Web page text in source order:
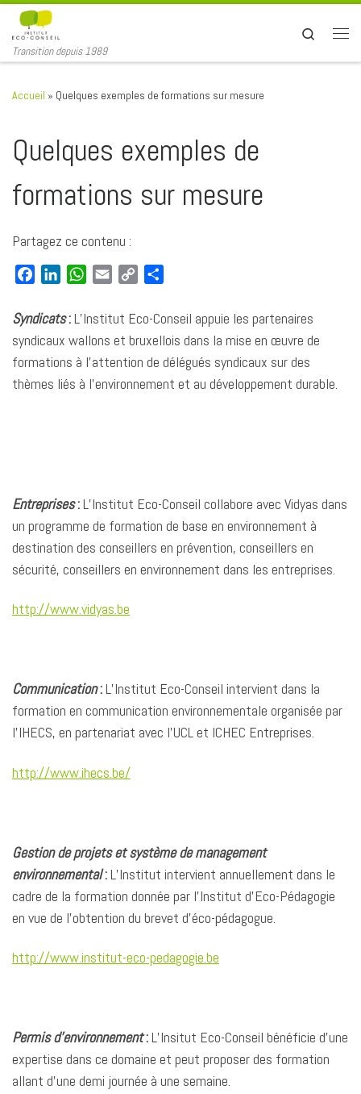
Passer au contenu
Transition depuis 1989
Search
Accueil » Quelques exemples de formations sur mesure
Quelques exemples de
formations sur mesure
Partagez ce contenu :
c
e
b
o
o
n
e
d
I
W
a
t
s
A
p
a
p
L
i
n
r
t
a
g
e
Syndicats:L’Institut Eco-Conseil appuie les partenaires
syndicaux wallons et bruxellois dans la mise en œuvre de
formations à l’attention de délégués syndicaux sur des
thèmes liés à l’environnement et au développement durable.
Entreprises:L’Institut Eco-Conseil collabore avec Vidyas dans
un programme de formation de base en environnement à
destination des conseillers en prévention, conseillers en
sécurité, conseillers en environnement dans les entreprises.
http://www.vidyas.be
Communication:L’Institut Eco-Conseil intervient dans la
formation en communication environnementale organisée par
l’IHECS, en partenariat avec l’UCL et ICHEC Entreprises.
http://www.ihecs.be/
Gestion de projets et système de management
environnemental:L’Institut intervient annuellement dans le
cadre de la formation donnée par l’Institut d’Eco-Pédagogie
en vue de l’obtention du brevet d’éco-pédagogue.
http://www.institut-eco-pedagogie.be
Permis d’environnement:L’Insitut Eco-Conseil bénéficie d’une
expertise dans ce domaine et peut proposer des formation
allant d’une demi journée à une semaine.